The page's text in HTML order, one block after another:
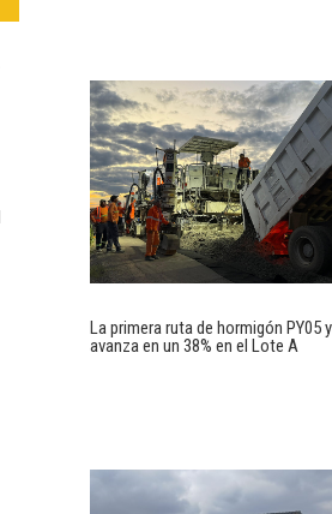
La primera ruta de hormigón PY05
avanza en un 38% en el Lote A